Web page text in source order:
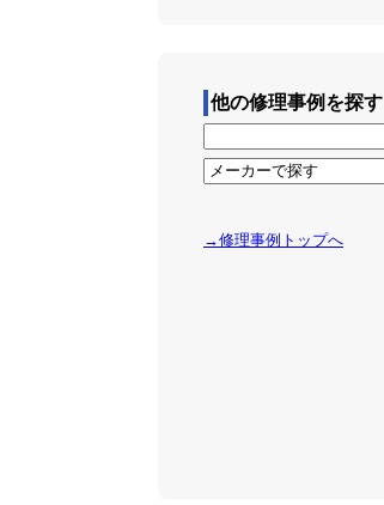
他の修理事例を探す
→修理事例トップへ